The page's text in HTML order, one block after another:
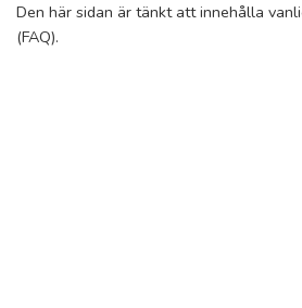
Den här sidan är tänkt att innehålla
(FAQ).